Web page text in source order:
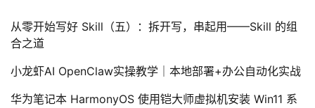
从零开始写好 Skill（五）：拆开写，串起用——Skill 的组
合之道
小龙虾AI OpenClaw实操教学｜本地部署+办公自动化实战
华为笔记本 HarmonyOS 使用铠大师虚拟机安装 Win11 系